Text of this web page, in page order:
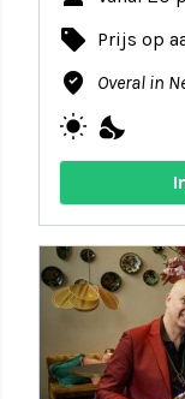
local_offer Prijs op
where_to_vote Overal in
wb_sunny nights_stay